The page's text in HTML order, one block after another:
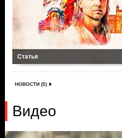
Статья
НОВОСТИ (5)
Видео